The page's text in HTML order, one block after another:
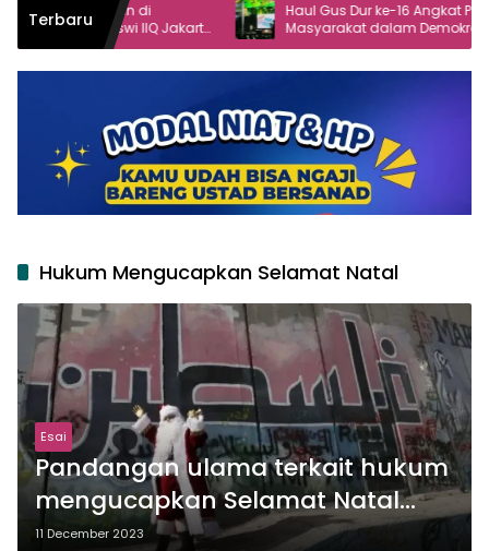
Terbaru
Jakarta
Haul Gus Dur ke-16 Angkat Peran
Masyarakat dalam Demokrasi
Hukum Mengucapkan Selamat Natal
Esai
Pandangan ulama terkait hukum
mengucapkan Selamat Natal
dalam Islam
11 December 2023